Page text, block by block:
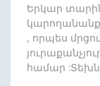
Երկար
կարողանանք
, որպես
համար